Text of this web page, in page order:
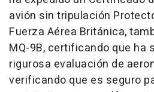
avión sin tripulación
Fuerza Aérea Británica,
MQ-9B, certificando que ha
rigurosa evaluación de
verificando que es seguro